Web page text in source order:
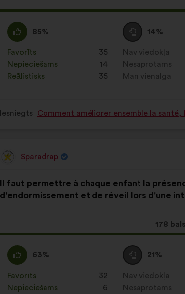
Šis
Piekrītu
:
85%
Šis
priekšlikums
tika
kvalificēts
kā:
Favorīts
: 35
reize(-
s)
Nepieciešams
: 14
reize(-
s)
Reālistisks
: 35
reize(-
Neitrāls
balsojums
:
14%
Šis
priekšlikums
tika
kvalificēts
kā:
Nav viedokļa
:reize(-
s)
Nesaprotams
:reize(-
s)
Man vienalga
:reize(-
Iesniegts Comment améliorer ensemble la
Priekšlikumu
Sparadrap
saturs:
Il faut permettre à chaque enfant la
d'endormissement et de réveil lors d'une
Šis
178
ir
šāds:
Piekrītu
:
63%
Šis
priekšlikums
tika
kvalificēts
Favorīts
: 32
reize(-
s)
Nepieciešams
: 6
reize(-
Neitrāls
balsojums
:
21%
Šis
priekšlikums
tika
kvalificēts
Nav viedokļa
:reize(-
s)
Nesaprotams
:reize(-